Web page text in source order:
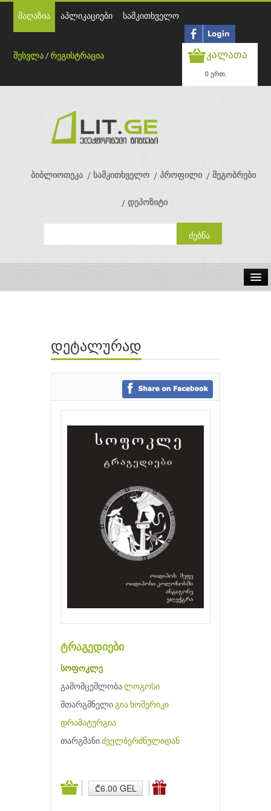
მაღაზია აპლიკაციები სამკითხველო
შესვლა /რეგისტრაცია კალათა
0 ერთ.
ბიბლიოთეკა სამკითხველო პროფილი მეგობრები
დეპოზიტი
ავტორები
გამომცემლობები
დეტალურად
ტრაგედიები
სოფოკლე
გამომცემლობა ლოგოსი
მთარგმნელი გია ხომერიკი
დრამატურგია
თარგმანი ძველბერძნულიდან
₾6.00 GEL